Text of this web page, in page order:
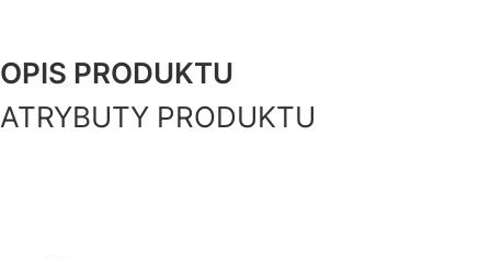
OPIS PRODUKTU
ATRYBUTY PRODUKTU